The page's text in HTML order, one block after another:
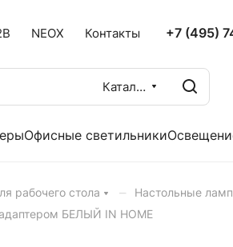
NEOX Контакты +7 (495)
Каталог
Офисные светильники
рабочего стола –
Настольные
БЕЛЫЙ IN HOME